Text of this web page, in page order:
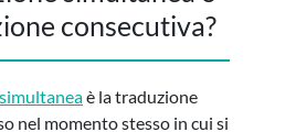
consecutiva?
è la traduzione
nel momento stesso in cui si